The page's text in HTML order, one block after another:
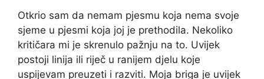
Otkrio sam da nemam pjesmu koja nema svoje
sjeme u pjesmi koja joj je prethodila. Nekoliko
kritičara mi je skrenulo pažnju na to. Uvijek
postoji linija ili riječ u ranijem djelu koje
uspijevam preuzeti i razviti. Moja briga je uvijek